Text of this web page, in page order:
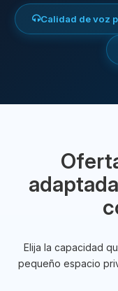
Calidad de voz
Elija la capacidad
pequeño espacio